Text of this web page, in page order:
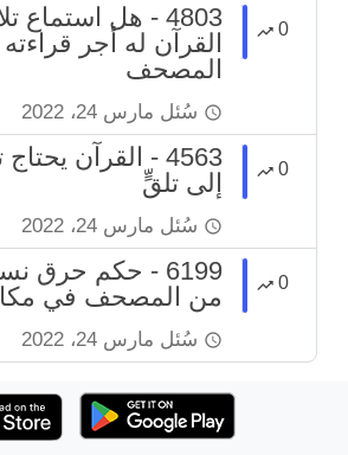
0
4803 - هل استماع
القرآن له أجر
المصحف
سُئل مارس 24، 2022
0
4563 - القرآن
إلى تلقٍّ
سُئل مارس 24، 2022
0
6199 - حكم حرق
من المصحف في
سُئل مارس 24، 2022